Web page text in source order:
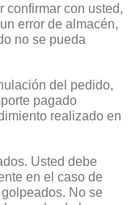
confirmar con usted,
error de almacén,
no se pueda
del pedido,
pagado
realizado en
Usted debe
en el caso de
No se